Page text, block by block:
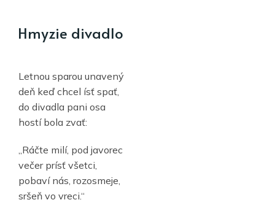
Hmyzie divadlo
Letnou sparou unavený
deň keď chcel ísť spať,
do divadla pani osa
hostí bola zvať:
„Ráčte milí, pod javorec
večer prísť všetci,
pobaví nás, rozosmeje,
sršeň vo vreci.“